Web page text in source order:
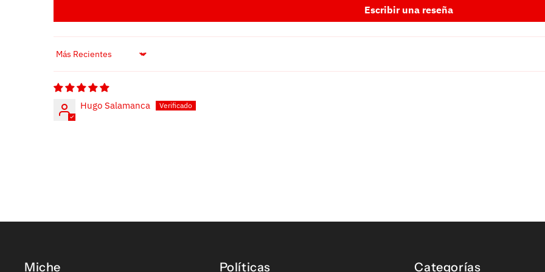
Escribir una reseña
Sort by
Hugo Salamanca
Miche Políticas Categorías